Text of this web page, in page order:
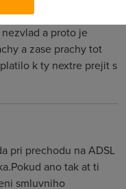
sam uznas, bys bez
a proto je
a zase prachy tot
k ty nextre prejit s
pri prechodu na ADSL
ano tak at ti
smluvniho